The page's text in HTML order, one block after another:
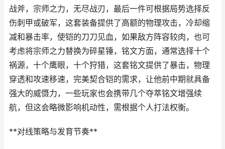
战斧，宗师之力，无尽战刃，最后一件可根据局势选择反
伤刺甲或破军，这套装备提供了高额的物理攻击，冷却缩
减和暴击率，使铠的刀刀见血，如果敌方阵容较肉，也可
考虑将宗师之力替换为碎星锤，铭文方面，通常选择十个
祸源，十个鹰眼，十个狩猎，这套铭文提供了暴击，物理
穿透和攻速移速，完美契合铠的需求，让他前中期就具备
强大的威慑力，一些玩家也会携带几个夺萃铭文增强续
航，但这会略微影响机动性，需根据个人打法权衡。
**对线策略与发育节奏**